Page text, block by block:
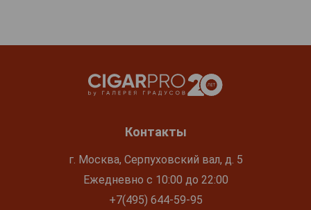
Контакты
г. Москва, Серпуховский вал, д. 5
Ежедневно с 10:00 до 22:00
+7(495) 644-59-95